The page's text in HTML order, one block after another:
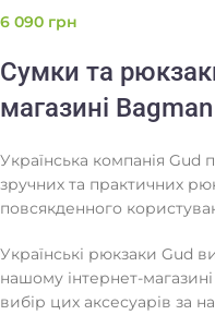
6 090 грн
Сумки та
магазині Bagman
Українська компанія
зручних та практичних
повсякденного
Українські рюкзаки Gud
нашому інтернет-
вибір цих аксесуарів за